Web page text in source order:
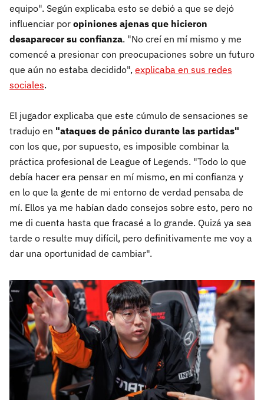
equipo". Según explicaba esto se debió a que se dejó
influenciar por opiniones ajenas que hicieron
desaparecer su confianza. "No creí en mí mismo y me
comencé a presionar con preocupaciones sobre un futuro
que aún no estaba decidido", explicaba en sus redes
sociales.
El jugador explicaba que este cúmulo de sensaciones se
tradujo en "ataques de pánico durante las partidas"
con los que, por supuesto, es imposible combinar la
práctica profesional de League of Legends. "Todo lo que
debía hacer era pensar en mí mismo, en mi confianza y
en lo que la gente de mi entorno de verdad pensaba de
mí. Ellos ya me habían dado consejos sobre esto, pero no
me di cuenta hasta que fracasé a lo grande. Quizá ya sea
tarde o resulte muy difícil, pero definitivamente me voy a
dar una oportunidad de cambiar".